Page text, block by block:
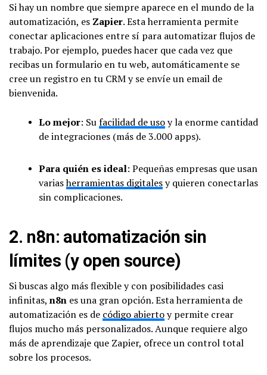
Si hay un nombre que siempre aparece en el mundo de la
automatización, es Zapier. Esta herramienta permite
conectar aplicaciones entre sí para automatizar flujos de
trabajo. Por ejemplo, puedes hacer que cada vez que
recibas un formulario en tu web, automáticamente se
cree un registro en tu CRM y se envíe un email de
bienvenida.
Lo mejor: Sufacilidad de usoy la enorme cantidad
de integraciones (más de 3.000 apps).
Para quién es ideal: Pequeñas empresas que usan
variasherramientas digitalesy quieren conectarlas
sin complicaciones.
2. n8n: automatización sin
límites (y open source)
Si buscas algo más flexible y con posibilidades casi
infinitas, n8n es una gran opción. Esta herramienta de
automatización es de código abiertoy permite crear
flujos mucho más personalizados. Aunque requiere algo
más de aprendizaje que Zapier, ofrece un control total
sobre los procesos.